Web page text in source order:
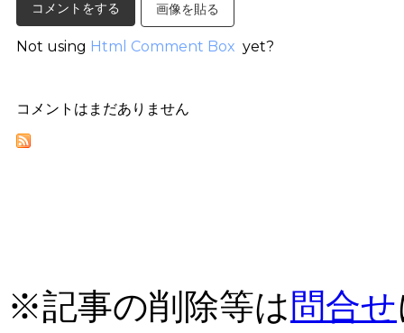
画像を貼る
Not using Html Comment Box yet?
コメントはまだありません
※記事の削除等は 問合せ